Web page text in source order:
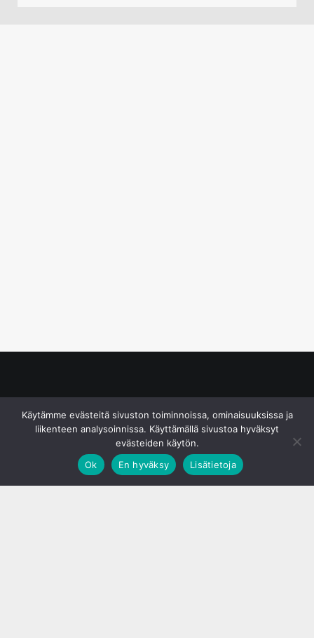
Käytämme evästeitä sivuston toiminnoissa, ominaisuuksissa ja
liikenteen analysoinnissa. Käyttämällä sivustoa hyväksyt
evästeiden käytön.
Ok
En hyväksy Lisätietoja